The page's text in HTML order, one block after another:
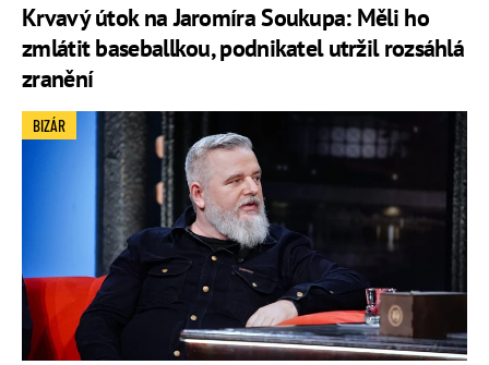
Krvavý útok na Jaromíra Soukupa: Měli ho
zmlátit baseballkou, podnikatel utržil rozsáhlá
zranění
BIZÁR